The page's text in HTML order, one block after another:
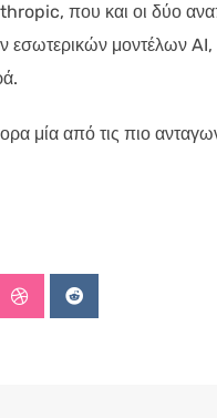
που και οι δύο
μοντέλων
μία από τις πιο
StumbleUpon
Reddit